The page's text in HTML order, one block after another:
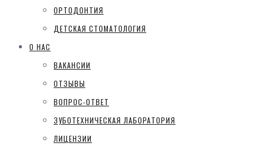
ОРТОДОНТИЯ
ДЕТСКАЯ СТОМАТОЛОГИЯ
О НАС
ВАКАНСИИ
ОТЗЫВЫ
ВОПРОС-ОТВЕТ
ЗУБОТЕХНИЧЕСКАЯ ЛАБОРАТОРИЯ
ЛИЦЕНЗИИ